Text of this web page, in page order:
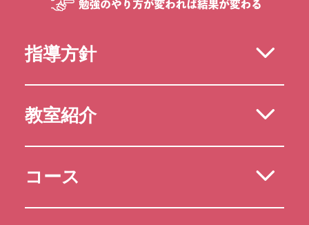
指導方針
教室紹介
コース